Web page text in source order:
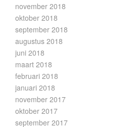
november 2018
oktober 2018
september 2018
augustus 2018
juni 2018
maart 2018
februari 2018
januari 2018
november 2017
oktober 2017
september 2017